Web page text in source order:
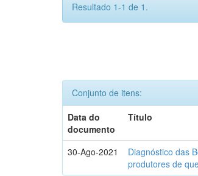
Resultado 1-1 de 1.
Conjunto de itens:
Data do
documento
Título
30-Ago-2021
Diagnóstico das
produtores de